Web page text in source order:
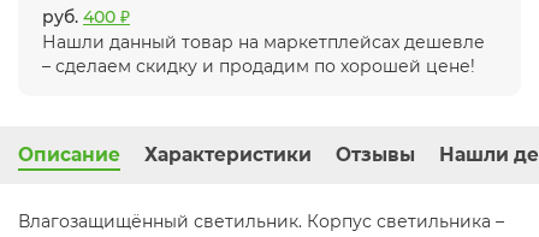
руб. 400 ₽
Нашли данный товар на маркетплейсах дешевле
– сделаем скидку и продадим по хорошей цене!
Описание Характеристики Отзывы Нашли
Влагозащищённый светильник. Корпус светильника –